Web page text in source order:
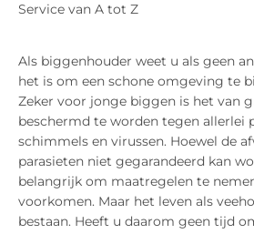
Service van A tot Z
Als biggenhouder weet u als geen
het is om een schone omgeving te
Zeker voor jonge biggen is het van
beschermd te worden tegen allerlei
schimmels en virussen. Hoewel de
parasieten niet gegarandeerd kan
belangrijk om maatregelen te
voorkomen. Maar het leven als
bestaan. Heeft u daarom geen tijd